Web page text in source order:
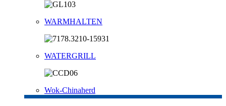
WARMHALTEN
WATERGRILL
Wok-Chinaherd